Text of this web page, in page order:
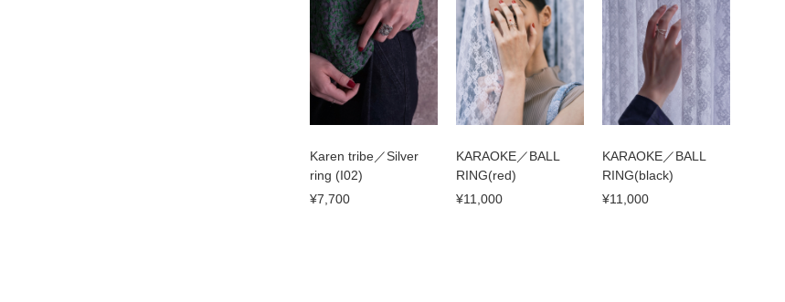
Karen tribe／Silver
ring (I02)
¥7,700
KARAOKE／BALL
RING(red)
¥11,000
KARAOKE／BALL
RING(black)
¥11,000